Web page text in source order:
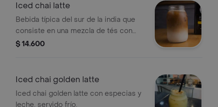
Iced chai latte
Bebida típica del sur de la india que
consiste en una mezcla de tés con
especias y hierbas aromáticas.
$ 14.600
Iced chai golden latte
Iced chai golden latte con especias y
leche, servido frío.